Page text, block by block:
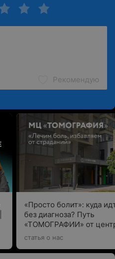
Рекомендую
«Просто болит»: куда
без диагноза? Путь
«ТОМОГРАФИИ» от
диагностики до
статья о нас